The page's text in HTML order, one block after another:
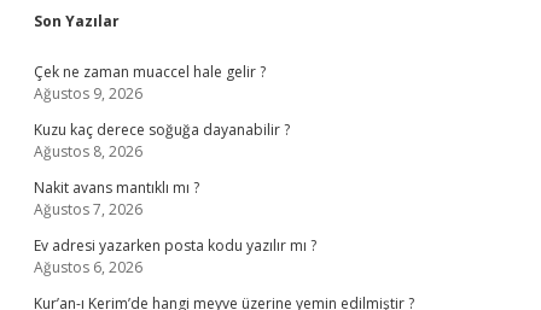
Sidebar
Son Yazılar
Çek ne zaman muaccel hale gelir ?
Ağustos 9, 2026
Kuzu kaç derece soğuğa dayanabilir ?
Ağustos 8, 2026
Nakit avans mantıklı mı ?
Ağustos 7, 2026
Ev adresi yazarken posta kodu yazılır mı ?
Ağustos 6, 2026
Kur’an-ı Kerim’de hangi meyve üzerine yemin edilmiştir ?